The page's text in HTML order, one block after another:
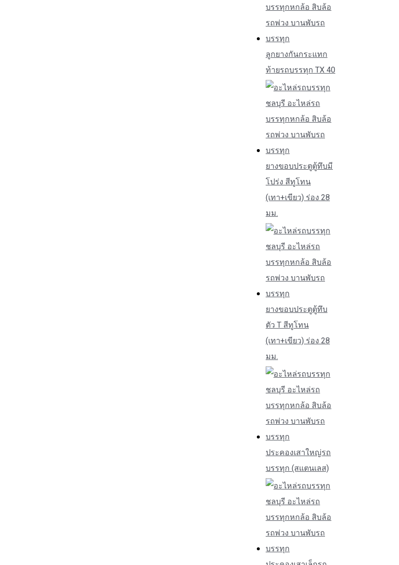
ลูกยางกันกระแทก
ท้ายรถบรรทุก TX 40
ยางขอบประตูตู้ทึบมี
โปร่ง สีทูโทน
(เทา+เขียว) ร่อง 28
มม.
ยางขอบประตูตู้ทึบ
ตัว T สีทูโทน
(เทา+เขียว) ร่อง 28
มม.
ประคองเสาใหญ่รถ
บรรทุก (สแตนเลส)